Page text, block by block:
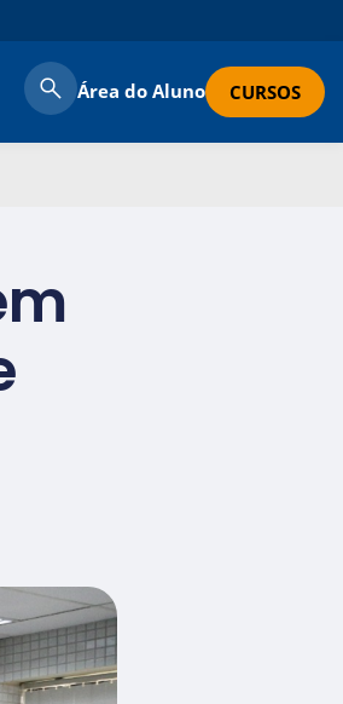
Área do Aluno CURSOS